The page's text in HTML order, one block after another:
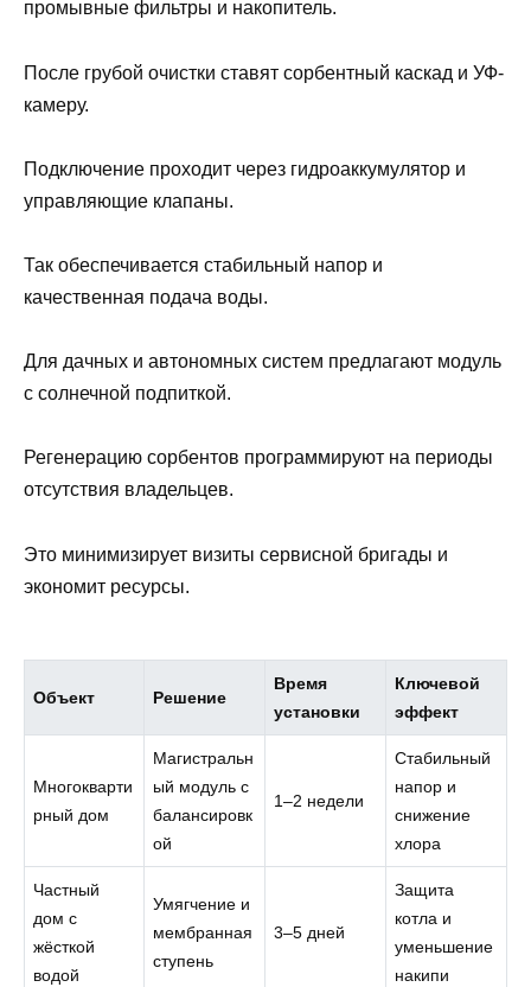
промывные фильтры и накопитель.
После грубой очистки ставят сорбентный каскад и УФ-
камеру.
Подключение проходит через гидроаккумулятор и
управляющие клапаны.
Так обеспечивается стабильный напор и
качественная подача воды.
Для дачных и автономных систем предлагают модуль
с солнечной подпиткой.
Регенерацию сорбентов программируют на периоды
отсутствия владельцев.
Это минимизирует визиты сервисной бригады и
экономит ресурсы.
Объект Решение
Время
установки
Ключевой
эффект
Многокварти
рный дом
Магистральн
ый модуль с
балансировк
ой
1–2 недели
Стабильный
напор и
снижение
хлора
Частный
дом с
жёсткой
водой
Умягчение и
мембранная
ступень
3–5 дней
Защита
котла и
уменьшение
накипи